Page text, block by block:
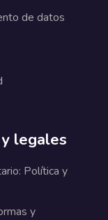
de datos
legales
Política y
y